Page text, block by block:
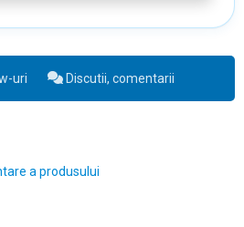
uri Discutii, comentarii
a produsului